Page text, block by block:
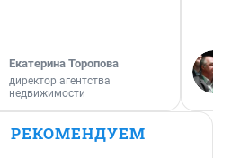
Екатерина Торопова
директор агентства
недвижимости
РЕКОМЕНДУЕМ